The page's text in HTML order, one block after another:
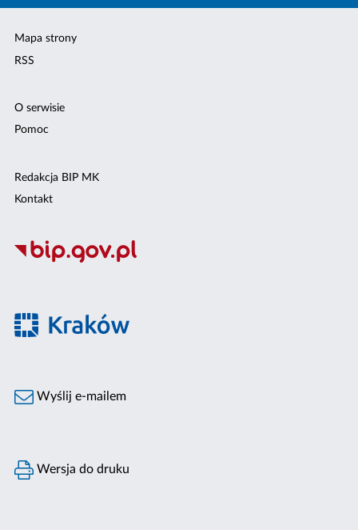
Mapa strony
RSS
O serwisie
Pomoc
Redakcja BIP MK
Kontakt
Wyślij e-mailem
Wersja do druku